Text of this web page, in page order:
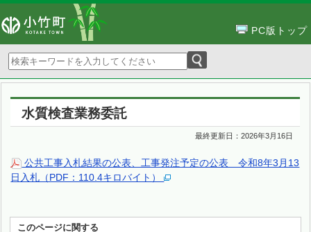
PC版トップ
水質検査業務委託
最終更新日：2026年3月16日
公共工事入札結果の公表、工事発注予定の公表 令和8年3月13
日入札（PDF：110.4キロバイト）
このページに関する